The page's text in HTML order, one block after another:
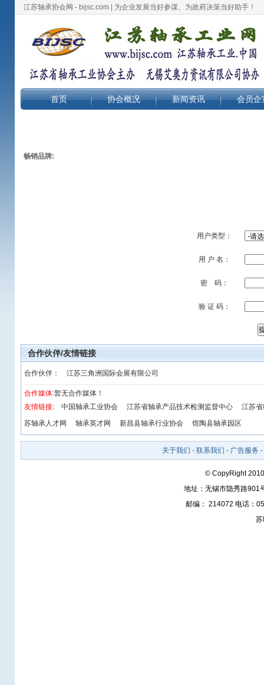
江苏轴承协会网 - bijsc.com | 为企业发展当好参谋、为政府决策当好助手！
首页 协会概况 新闻资讯 会员企
畅销品牌:
用户类型：
用 户 名：
密 码：
验 证 码：
合作伙伴/友情链接
合作伙伴： 江苏三角洲国际会展有限公司
合作媒体:暂无合作媒体！
友情链接: 中国轴承工业协会 江苏省轴承产品技术检测监督中心
江苏
苏轴承人才网
轴承英才网 新昌县轴承行业协会 馆陶县轴承园区
关于我们 - 联系我们 - 广告服务 -
© CopyRight
地址：无锡市隐秀路901
邮编： 214072 电话：